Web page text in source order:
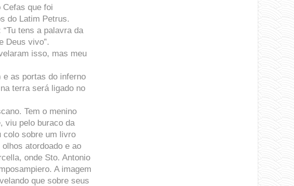
que foi
do Latim Petrus.
tens a palavra da
Deus vivo”.
isso, mas meu
as portas do inferno
terra será ligado no
Tem o menino
viu pelo buraco da
colo sobre um livro
atordoado e ao
onde Sto. Antonio
A imagem
que sobre seus